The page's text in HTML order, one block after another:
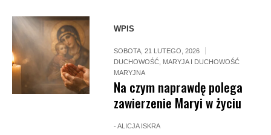
WPIS
SOBOTA, 21 LUTEGO, 2026
DUCHOWOŚĆ MARYJA I DUCHOWOŚĆ
MARYJNA
Na czym naprawdę polega
zawierzenie Maryi w życiu
-ALICJA ISKRA